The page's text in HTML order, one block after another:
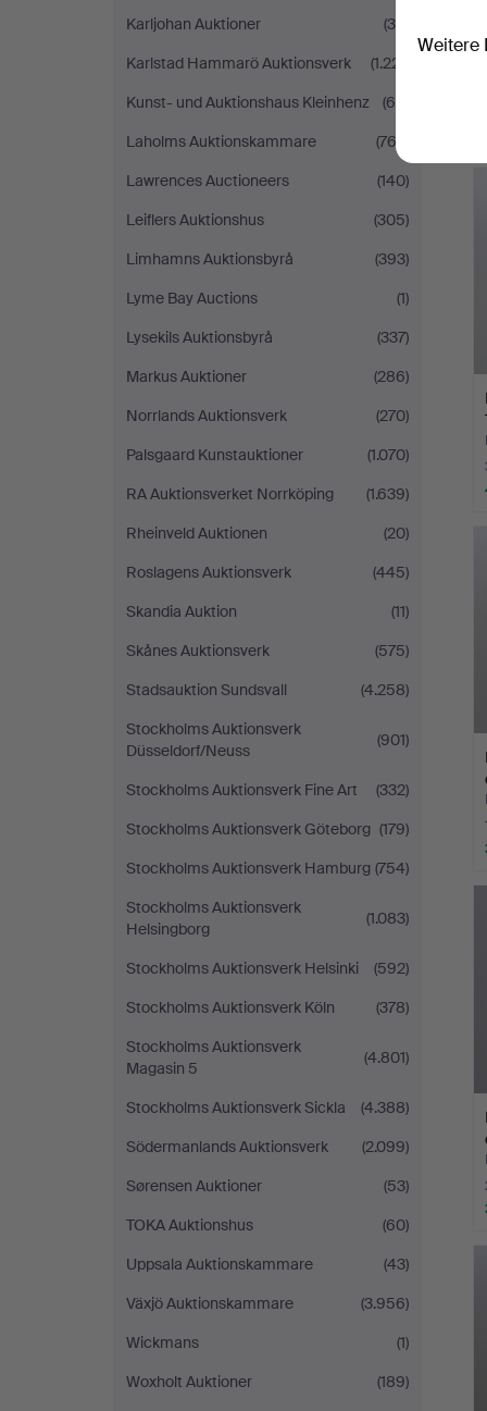
Karljohan Auktioner
(39)
Karlstad Hammarö Auktionsverk
(1.221)
Kunst- und Auktionshaus Kleinhenz
(69)
Laholms Auktionskammare
(762)
Lawrences Auctioneers
(140)
Leiflers Auktionshus
(305)
Limhamns Auktionsbyrå
(393)
Lyme Bay Auctions
(1)
Lysekils Auktionsbyrå
(337)
Markus Auktioner
(286)
Norrlands Auktionsverk
(270)
Palsgaard Kunstauktioner
(1.070)
RA Auktionsverket Norrköping
(1.639)
Rheinveld Auktionen
(20)
Roslagens Auktionsverk
(445)
Skandia Auktion
(11)
Skånes Auktionsverk
(575)
Stadsauktion Sundsvall
(4.258)
Stockholms Auktionsverk
Düsseldorf/Neuss
(901)
Stockholms Auktionsverk Fine Art
(332)
Stockholms Auktionsverk Göteborg (179)
Stockholms Auktionsverk Hamburg (754)
Stockholms Auktionsverk
Helsingborg
(1.083)
Stockholms Auktionsverk Helsinki
(592)
Stockholms Auktionsverk Köln
(378)
Stockholms Auktionsverk
Magasin 5
(4.801)
Stockholms Auktionsverk Sickla
(4.388)
Södermanlands Auktionsverk
(2.099)
Sørensen Auktioner
(53)
TOKA Auktionshus
(60)
Uppsala Auktionskammare
(43)
Växjö Auktionskammare
(3.956)
Wickmans
(1)
Woxholt Auktioner
(189)
Weitere